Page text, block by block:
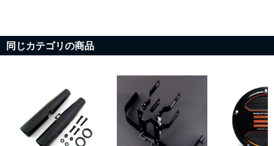
同じカテゴリの商品